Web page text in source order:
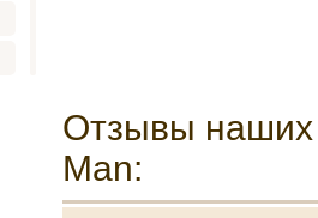
Отзывы наших
Man: